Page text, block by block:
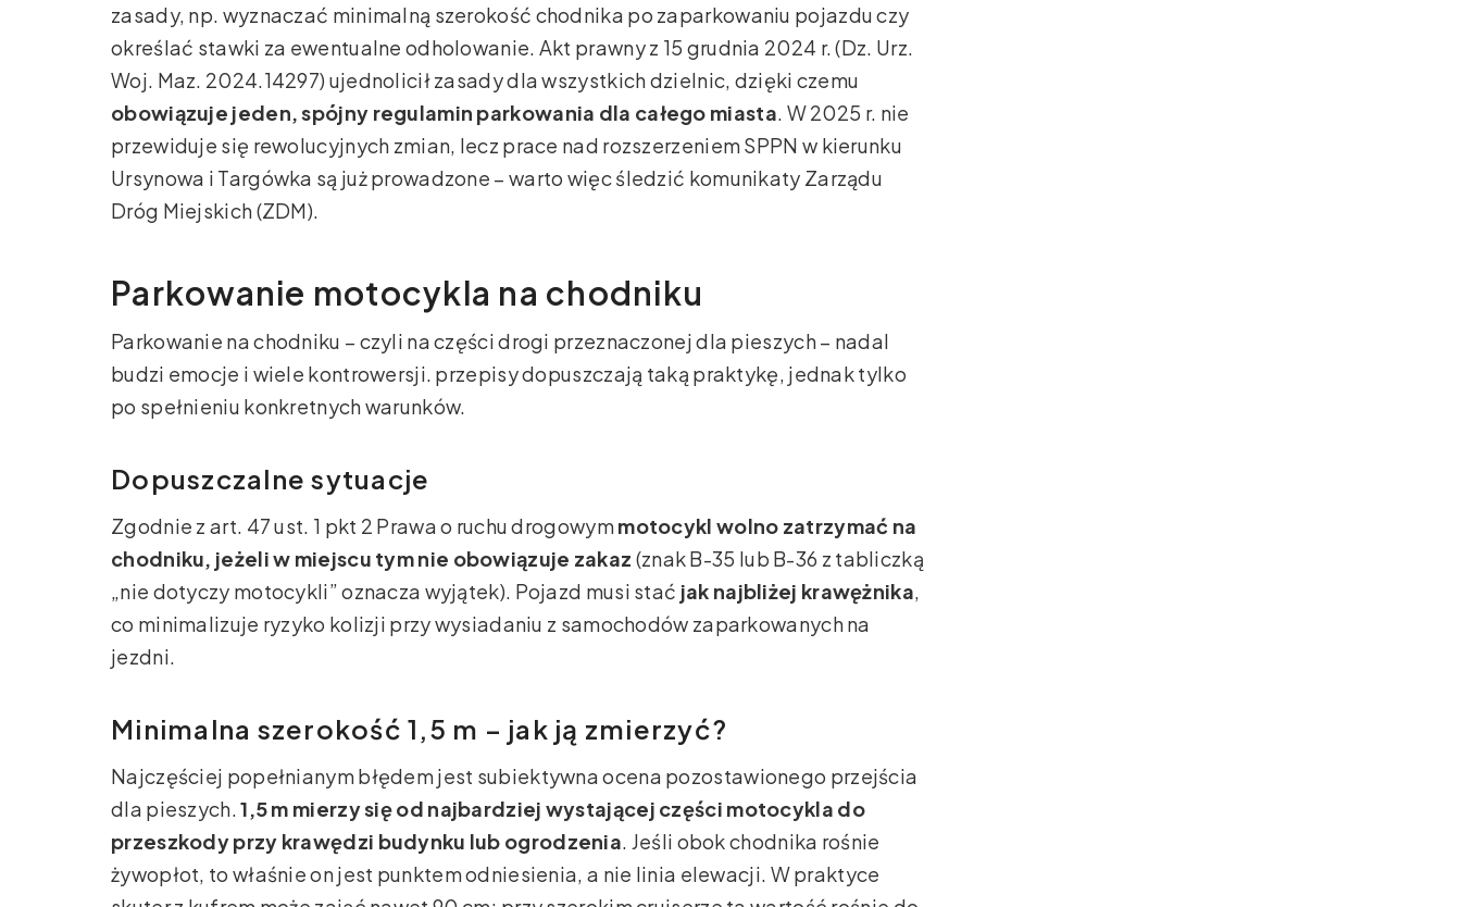
zasady, np. wyznaczać minimalną szerokość chodnika po zaparkowaniu pojazdu czy
określać stawki za ewentualne odholowanie. Akt prawny z 15 grudnia 2024 r. (Dz. Urz.
Woj. Maz. 2024.14297) ujednolicił zasady dla wszystkich dzielnic, dzięki czemu
obowiązuje jeden, spójny regulamin parkowania dla całego miasta. W 2025 r. nie
przewiduje się rewolucyjnych zmian, lecz prace nad rozszerzeniem SPPN w kierunku
Ursynowa i Targówka są już prowadzone – warto więc śledzić komunikaty Zarządu
Dróg Miejskich (ZDM).
Parkowanie motocykla na chodniku
Parkowanie na chodniku – czyli na części drogi przeznaczonej dla pieszych – nadal
budzi emocje i wiele kontrowersji. przepisy dopuszczają taką praktykę, jednak tylko
po spełnieniu konkretnych warunków.
Dopuszczalne sytuacje
Zgodnie z art. 47 ust. 1 pkt 2 Prawa o ruchu drogowymmotocykl wolno zatrzymać na
chodniku, jeżeli w miejscu tym nie obowiązuje zakaz (znak B-35 lub B-36 z tabliczką
„nie dotyczy motocykli” oznacza wyjątek). Pojazd musi stać jak najbliżej krawężnika,
co minimalizuje ryzyko kolizji przy wysiadaniu z samochodów zaparkowanych na
jezdni.
Minimalna szerokość 1,5 m – jak ją zmierzyć?
Najczęściej popełnianym błędem jest subiektywna ocena pozostawionego przejścia
dla pieszych.1,5 m mierzy się od najbardziej wystającej części motocykla do
przeszkody przy krawędzi budynku lub ogrodzenia. Jeśli obok chodnika rośnie
żywopłot, to właśnie on jest punktem odniesienia, a nie linia elewacji. W praktyce